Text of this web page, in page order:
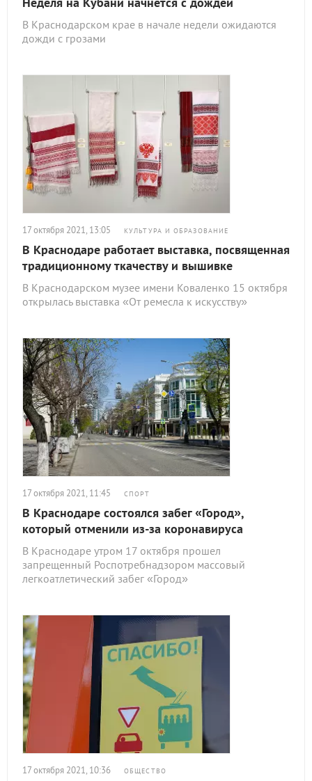
В Краснодарском крае в начале недели ожидаются
дожди с грозами
17 октября 2021, 13:05 КУЛЬТУРА И ОБРАЗОВАНИЕ
В Краснодаре работает выставка, посвященная
традиционному ткачеству и вышивке
В Краснодарском музее имени Коваленко 15 октября
открылась выставка «От ремесла к искусству»
17 октября 2021, 11:45 СПОРТ
В Краснодаре состоялся забег «Город»,
который отменили из-за коронавируса
В Краснодаре утром 17 октября прошел
запрещенный Роспотребнадзором массовый
легкоатлетический забег «Город»
17 октября 2021, 10:36 ОБЩЕСТВО